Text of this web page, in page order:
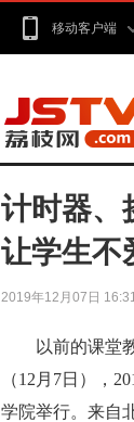
移动客户端
计时器、
让学生不
2019年12月07日
以前的课堂教
（12月7日），
学院举行。来自